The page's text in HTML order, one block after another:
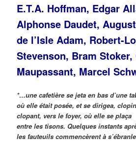
E.T.A. Hoffman, Edgar
Alphonse Daudet,
de l’Isle Adam, Robert-
Stevenson, Bram Stoker,
Maupassant, Marcel
*…une cafetière se jeta en bas d’une
où elle était posée, et se dirigea,
clopant, vers le foyer, où elle se plaça
entre les tisons. Quelques instants
les fauteuils commencèrent à